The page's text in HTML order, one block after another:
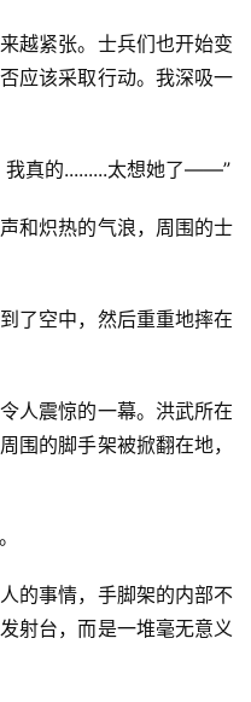
越紧张。士兵们也开始变
应该采取行动。我深吸一
我真的.........太想她了——”
和炽热的气浪，周围的士
了空中，然后重重地摔在
人震惊的一幕。洪武所在
围的脚手架被掀翻在地，
的事情，手脚架的内部不
射台，而是一堆毫无意义